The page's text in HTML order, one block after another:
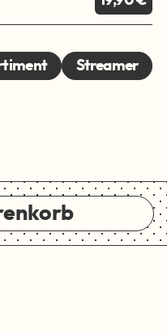
Streamer